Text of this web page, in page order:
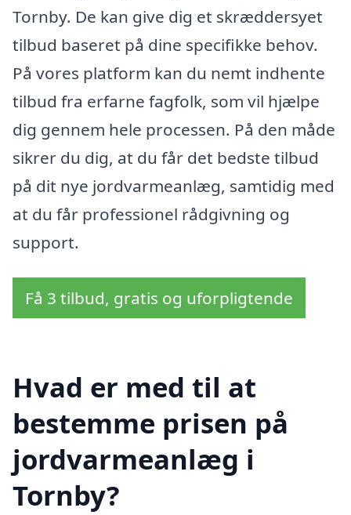
Tornby. De kan give dig et skræddersyet
tilbud baseret på dine specifikke behov.
På vores platform kan du nemt indhente
tilbud fra erfarne fagfolk, som vil hjælpe
dig gennem hele processen. På den måde
sikrer du dig, at du får det bedste tilbud
på dit nye jordvarmeanlæg, samtidig med
at du får professionel rådgivning og
support.
Få 3 tilbud, gratis og uforpligtende
Hvad er med til at
bestemme prisen på
jordvarmeanlæg i
Tornby?